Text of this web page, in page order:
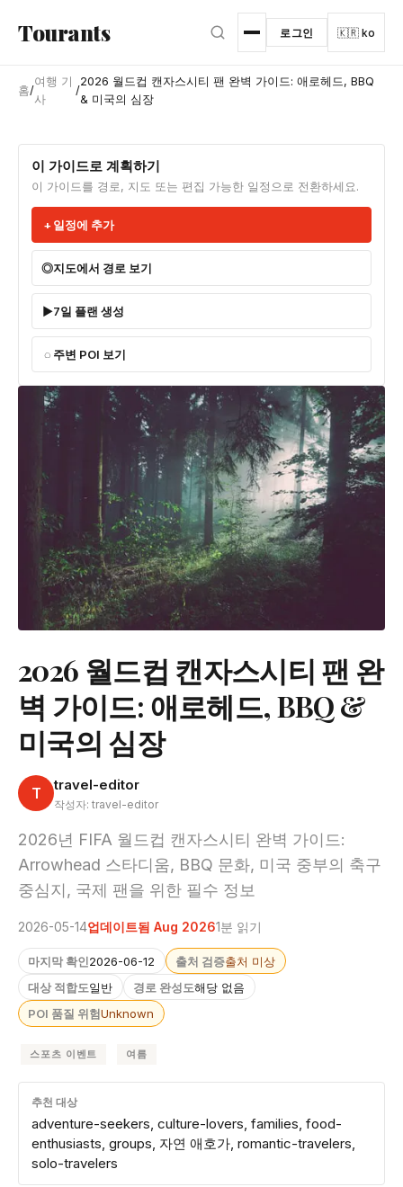
Tourants 로그인 🇰🇷 ko
홈/
여행 기
사
/
2026 월드컵 캔자스시티 팬 완벽 가이드: 애로헤드, BBQ
& 미국의 심장
이 가이드로 계획하기
이 가이드를 경로, 지도 또는 편집 가능한 일정으로 전환하세요.
일정에 추가
지도에서 경로 보기
7일 플랜 생성
주변 POI 보기
2026 월드컵 캔자스시티 팬 완
벽 가이드: 애로헤드, BBQ &
미국의 심장
T travel-editor
작성자: travel-editor
2026년 FIFA 월드컵 캔자스시티 완벽 가이드:
Arrowhead 스타디움, BBQ 문화, 미국 중부의 축구
중심지, 국제 팬을 위한 필수 정보
2026-05-14업데이트됨 Aug 20261분 읽기
마지막 확인2026-06-12 출처 검증출처 미상
대상 적합도일반 경로 완성도해당 없음
POI 품질 위험Unknown
스포츠 이벤트 여름
추천 대상
adventure-seekers, culture-lovers, families, food-
enthusiasts, groups, 자연 애호가, romantic-travelers,
solo-travelers